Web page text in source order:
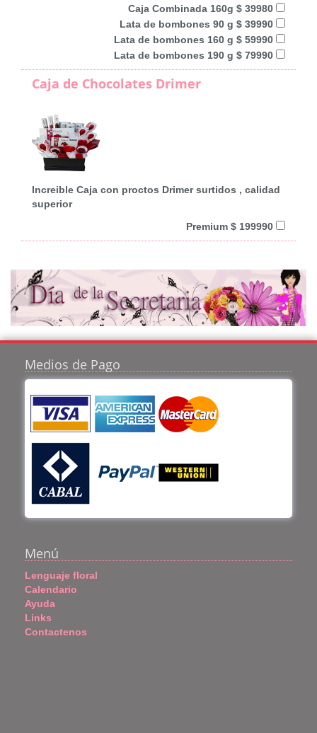
Caja Combinada 160g $ 39980
Lata de bombones 90 g $ 39990
Lata de bombones 160 g $ 59990
Lata de bombones 190 g $ 79990
Caja de Chocolates Drimer
Increible Caja con proctos Drimer surtidos , calidad
superior
Premium $ 199990
Medios de Pago
Menú
Lenguaje floral
Calendario
Ayuda
Links
Contactenos